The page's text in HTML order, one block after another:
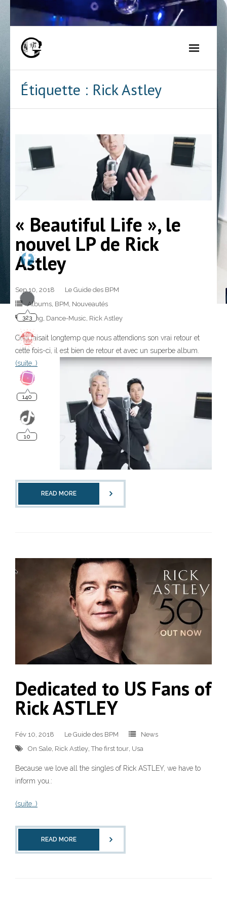
Skip
Étiquette : Rick Astley
« Beautiful Life », le
nouvel LP de Rick
Astley
Sep 10, 2018
Le Guide des BPM
Albums, BPM, Nouveautés
Bmg, Dance-Music, Rick Astley
Cela faisait longtemp que nous attendions son vrai retour et
cette fois-ci, il est bien de retour et avec un superbe album.
(suite…)
READ MORE
Dedicated to US Fans of
Rick ASTLEY
Fév 10, 2018 Le Guide des BPM
News
On Sale, Rick Astley,The first tour, Usa
Because we love all the singles of Rick ASTLEY, we have to
inform you.:
(suite…)
READ MORE
323
140
10